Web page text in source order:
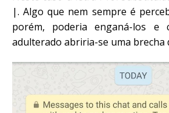
|. Algo que nem sempre é
porém, poderia enganá-los e
adulterado abriria-se uma brecha